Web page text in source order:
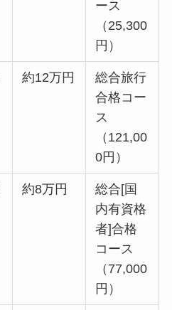
ース
（25,300
円）
約12万円
総合旅行
合格コー
ス
（121,00
0円）
約8万円
総合[国
内有資格
者]合格
コース
（77,000
円）